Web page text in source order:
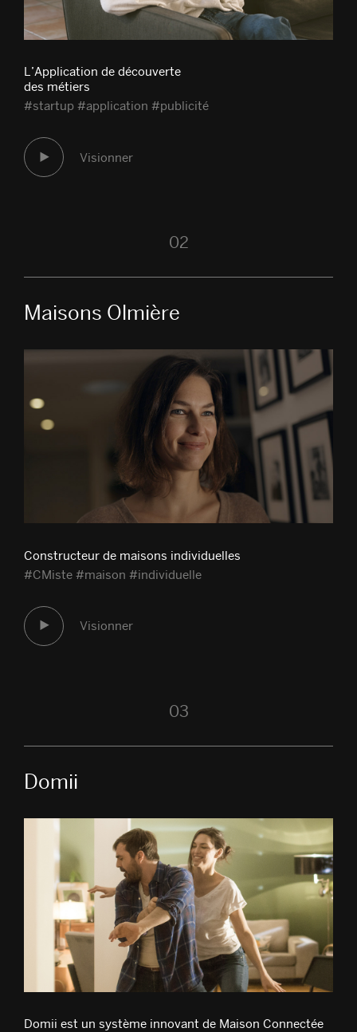
L’Application de découverte
des métiers
#startup #application #publicité
Visionner
02
Maisons Olmière
Constructeur de maisons individuelles
#CMiste #maison #individuelle
Visionner
03
Domii
Domii est un système innovant de Maison Connectée